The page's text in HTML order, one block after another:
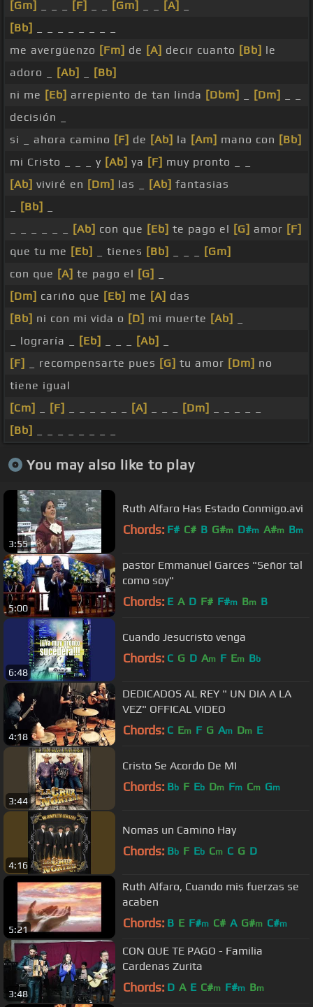
[Gm] [F] [Gm] [A]
[Bb]
me avergüenzo [Fm] de [A] decir cuanto [Bb] le
adoro _
[Ab]
[Bb]
ni me [Eb] arrepiento de tan linda [Dbm] [Dm]
decisión _
si _ ahora camino [F] de [Ab] la [Am] mano con [Bb]
mi Cristo _ _ _ y [Ab] ya [F] muy pronto _ _
[Ab] viviré en [Dm] las _ [Ab] fantasias
[Bb]
[Ab] con que [Eb] te pago el [G] amor [F]
que tu me [Eb] _ tienes [Bb]
[Gm]
con que [A] te pago el [G]
[Dm] cariño que [Eb] me [A] das
[Bb] ni con mi vida o [D] mi muerte [Ab]
_ lograría _
[Eb] [Ab]
[F]
_ recompensarte pues [G] tu amor [Dm] no
tiene igual
[Cm]
[F] [A] [Dm]
[Bb]
You may also like to play
3:55
Ruth Alfaro Has Estado Conmigo.avi
Chords: F# C# B G#m D#m A#m Bm
5:00
pastor Emmanuel Garces "Señor tal
como soy"
Chords: E A D F# F#m Bm B
6:48
Cuando Jesucristo venga
Chords: C G D Am F Em Bb
4:18
DEDICADOS AL REY " UN DIA A LA
VEZ" OFFICAL VIDEO
Chords: C Em F G Am Dm E
3:44
Cristo Se Acordo De MI
Chords: Bb F Eb Dm Fm Cm Gm
4:16
Nomas un Camino Hay
Chords: Bb F Eb Cm C G D
5:21
Ruth Alfaro, Cuando mis fuerzas se
acaben
Chords: B E F#m C# A G#m C#m
3:48
CON QUE TE PAGO - Familia
Cardenas Zurita
Chords: D A E C#m F#m Bm